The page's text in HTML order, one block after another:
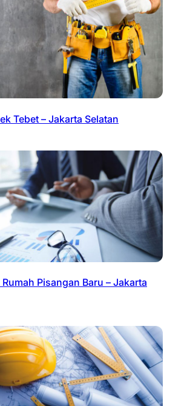
Tebet – Jakarta Selatan
Pisangan Baru – Jakarta